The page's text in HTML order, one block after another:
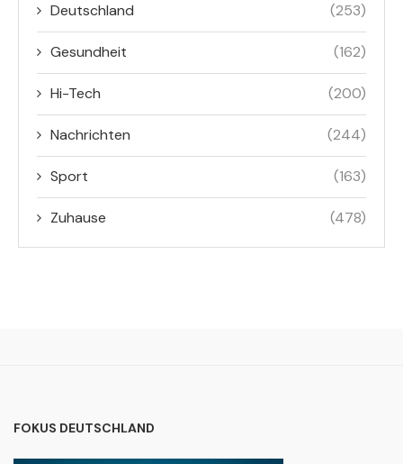
Deutschland (253)
Gesundheit (162)
Hi-Tech (200)
Nachrichten (244)
Sport (163)
Zuhause (478)
FOKUS DEUTSCHLAND